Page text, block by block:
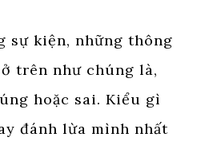
sự kiện, những thông
trên như chúng là,
hoặc sai. Kiểu gì
đánh lừa mình nhất